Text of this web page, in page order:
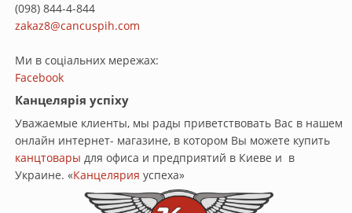
(098) 844-4-844
zakaz8@cancuspih.com
Ми в соціальних мережах:
Facebook
Канцелярія успіху
Уважаемые клиенты, мы рады приветствовать Вас в нашем
онлайн интернет- магазине, в котором Вы можете купить
канцтовары для офиса и предприятий в Киеве и в
Украине. «Канцелярия успеха»